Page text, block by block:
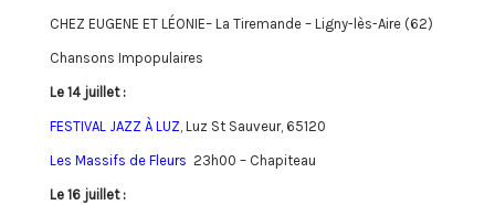
CHEZ EUGENE ET LÉONIE– La Tiremande – Ligny-lès-Aire(62)
Chansons Impopulaires
Le 14 juillet :
FESTIVAL JAZZ À LUZ, Luz St Sauveur, 65120
Les Massifs de Fleurs 23h00 – Chapiteau
Le 16 juillet :